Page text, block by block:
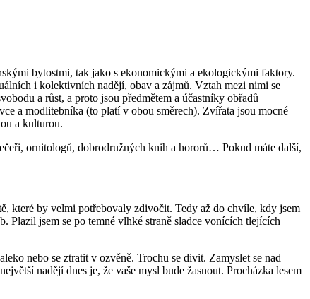
bytostmi, tak jako s ekonomickými a ekologickými faktory.
i kolektivních nadějí, obav a zájmů. Vztah mezi nimi se
a růst, a proto jsou předmětem a účastníky obřadů
a modlitebníka (to platí v obou směrech). Zvířata jsou mocné
a kulturou.
ornitologů, dobrodružných knih a hororů… Pokud máte další,
které by velmi potřebovaly zdivočit. Tedy až do chvíle, kdy jsem
jsem se po temné vlhké straně sladce vonících tlejících
nebo se ztratit v ozvěně. Trochu se divit. Zamyslet se nad
nadějí dnes je, že vaše mysl bude žasnout. Procházka lesem